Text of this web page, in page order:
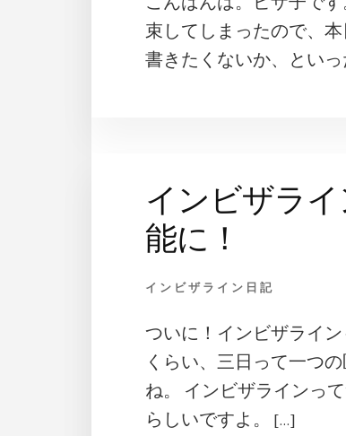
束してしまったので、
書きたくないか、とい
インビザラ
能に！
インビザライン日記
ついに！インビザライ
くらい、三日って一つ
ね。 インビザラインっ
らしいですよ。 […]